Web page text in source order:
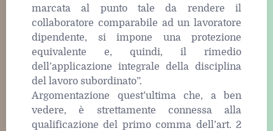
marcata al punto tale da rendere il
collaboratore comparabile ad un lavoratore
dipendente, si impone una protezione
equivalente e, quindi, il rimedio
dell’applicazione integrale della disciplina
del lavoro subordinato”.
Argomentazione quest’ultima che, a ben
vedere, è strettamente connessa alla
qualificazione del primo comma dell’art. 2